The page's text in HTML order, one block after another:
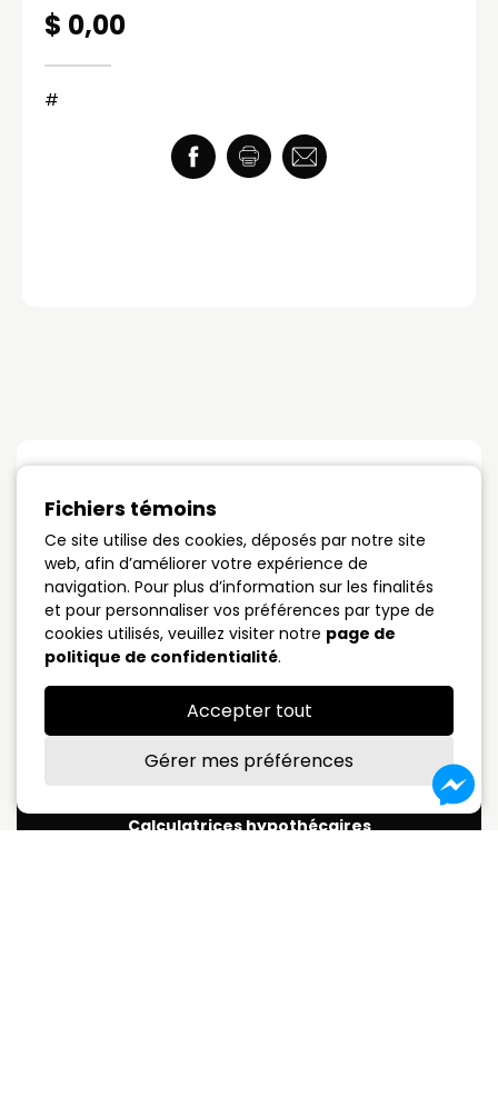
$ 0,00
#
Terme 1 an
Terme 3 ans 4.09%
5 ans fermé
*Sujet à changement sans préavis
Calculatrices hypothécaires
Fichiers témoins
Ce site utilise des cookies, déposés par notre site
web, afin d’améliorer votre expérience de
navigation. Pour plus d’information sur les finalités
et pour personnaliser vos préférences par type de
cookies utilisés, veuillez visiter notre page de
politique de confidentialité.
Accepter tout
Gérer mes préférences